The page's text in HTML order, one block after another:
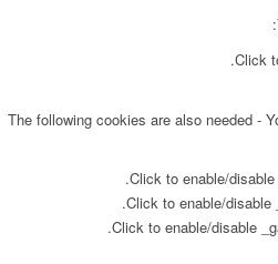
Click
The following cookies are also needed -
Click to enable/
Click to enable/disable
Click to enable/disable